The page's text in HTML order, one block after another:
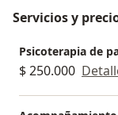
logren
seguimiento
del proceso
Servicios y
Psicoterapia de
$ 250.000